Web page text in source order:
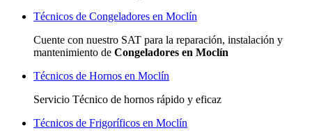
Técnicos de Congeladores en Moclín
Cuente con nuestro SAT para la reparación, instalación y
mantenimiento de Congeladores en Moclín
Técnicos de Hornos en Moclín
Servicio Técnico de hornos rápido y eficaz
Técnicos de Frigoríficos en Moclín